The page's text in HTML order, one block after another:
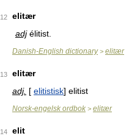
12
elitær
adjélitist.
Danish-English dictionary> elitær
13
elitær
adj. [ elitistisk] elitist
Norsk-engelsk ordbok > elitær
14
elit